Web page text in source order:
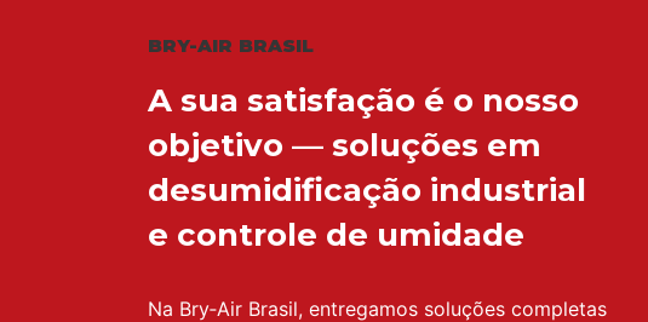
BRY-AIR BRASIL
A sua satisfação é o nosso
objetivo — soluções em
desumidificação industrial
e controle de umidade
Na Bry‑Air Brasil, entregamos soluções completas